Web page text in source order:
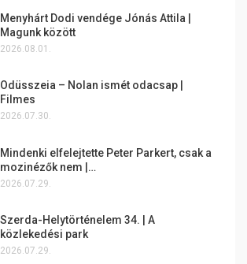
Menyhárt Dodi vendége Jónás Attila |
Magunk között
2026.08.01.
Odüsszeia – Nolan ismét odacsap |
Filmes
2026.07.30.
Mindenki elfelejtette Peter Parkert, csak a
mozinézők nem |…
2026.07.29.
Szerda-Helytörténelem 34. | A
közlekedési park
2026.07.29.